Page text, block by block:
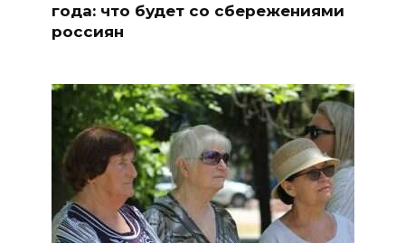
года: что будет со сбережениями
россиян